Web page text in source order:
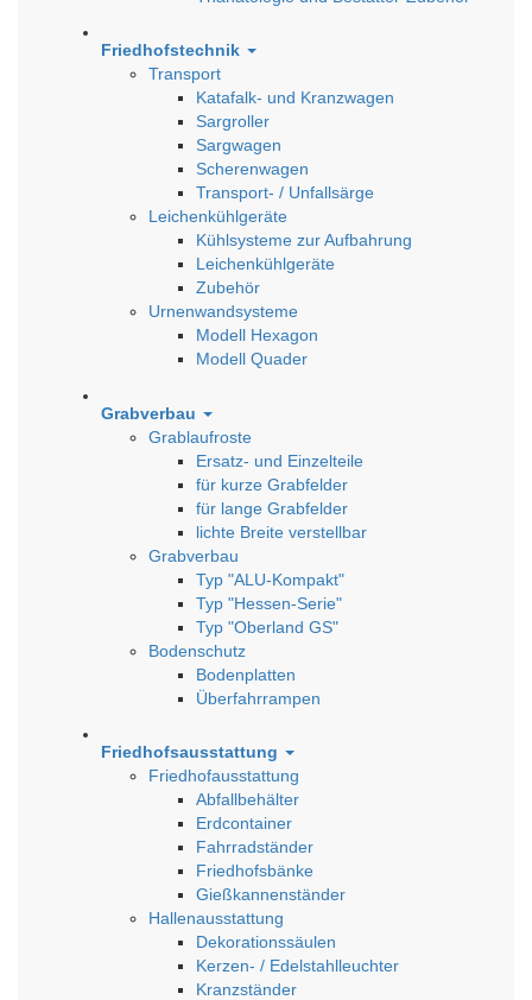
Friedhofstechnik
Transport
Katafalk- und Kranzwagen
Sargroller
Sargwagen
Scherenwagen
Transport- / Unfallsärge
Leichenkühlgeräte
Kühlsysteme zur Aufbahrung
Leichenkühlgeräte
Zubehör
Urnenwandsysteme
Modell Hexagon
Modell Quader
Grabverbau
Grablaufroste
Ersatz- und Einzelteile
für kurze Grabfelder
für lange Grabfelder
lichte Breite verstellbar
Grabverbau
Typ "ALU-Kompakt"
Typ "Hessen-Serie"
Typ "Oberland GS"
Bodenschutz
Bodenplatten
Überfahrrampen
Friedhofsausstattung
Friedhofausstattung
Abfallbehälter
Erdcontainer
Fahrradständer
Friedhofsbänke
Gießkannenständer
Hallenausstattung
Dekorationssäulen
Kerzen- / Edelstahlleuchter
Kranzständer